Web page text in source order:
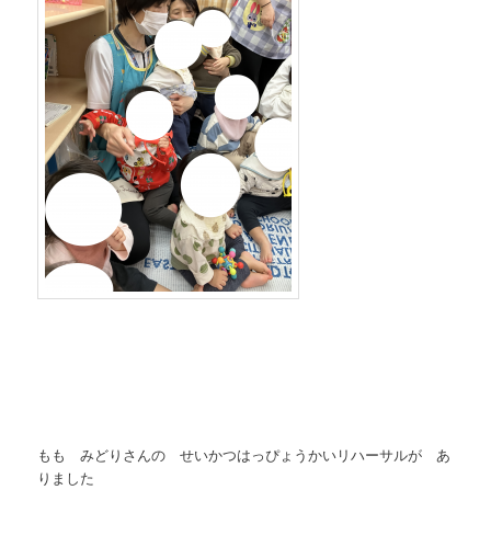
もも みどりさんの せいかつはっぴょうかいリハーサルが あ
りました